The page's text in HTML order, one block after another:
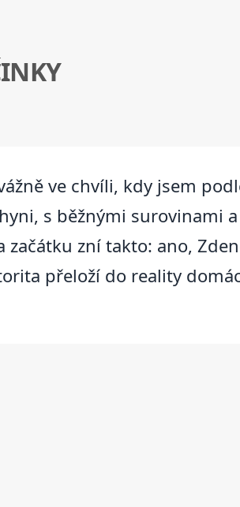
ve chvíli, kdy jsem
s běžnými surovinami
začátku zní takto: ano,
přeloží do reality